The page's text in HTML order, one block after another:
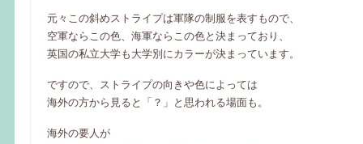
元々この斜めストライプは軍隊の制服を表すもので、
空軍ならこの色、海軍ならこの色と決まっており、
英国の私立大学も大学別にカラーが決まっています。
ですので、ストライプの向きや色によっては
海外の方から見ると「？」と思われる場面も。
海外の要人が